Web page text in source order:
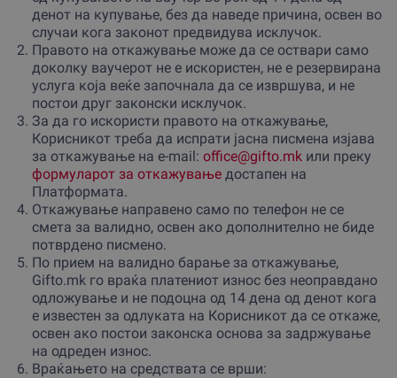
денот на купување, без да наведе причина, освен во
случаи кога законот предвидува исклучок.
Правото на откажување може да се оствари само
доколку ваучерот не е искористен, не е резервирана
услуга која веќе започнала да се извршува, и не
постои друг законски исклучок.
За да го искористи правото на откажување,
Корисникот треба да испрати јасна писмена изјава
за откажување на e-mail: office@gifto.mk или преку
формуларот за откажување достапен на
Платформата.
Откажување направено само по телефон не се
смета за валидно, освен ако дополнително не биде
потврдено писмено.
По прием на валидно барање за откажување,
Gifto.mk го враќа платениот износ без неоправдано
одложување и не подоцна од 14 дена од денот кога
е известен за одлуката на Корисникот да се откаже,
освен ако постои законска основа за задржување
на одреден износ.
Враќањето на средствата се врши: